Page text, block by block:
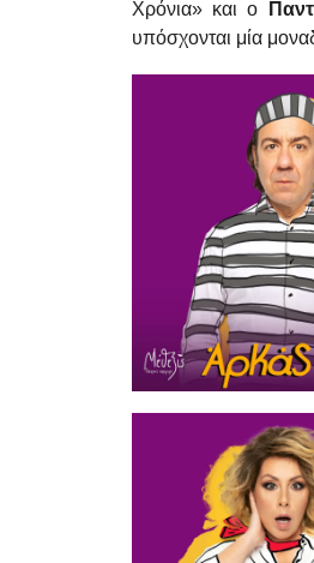
Χρόνια» και ο
υπόσχονται μία